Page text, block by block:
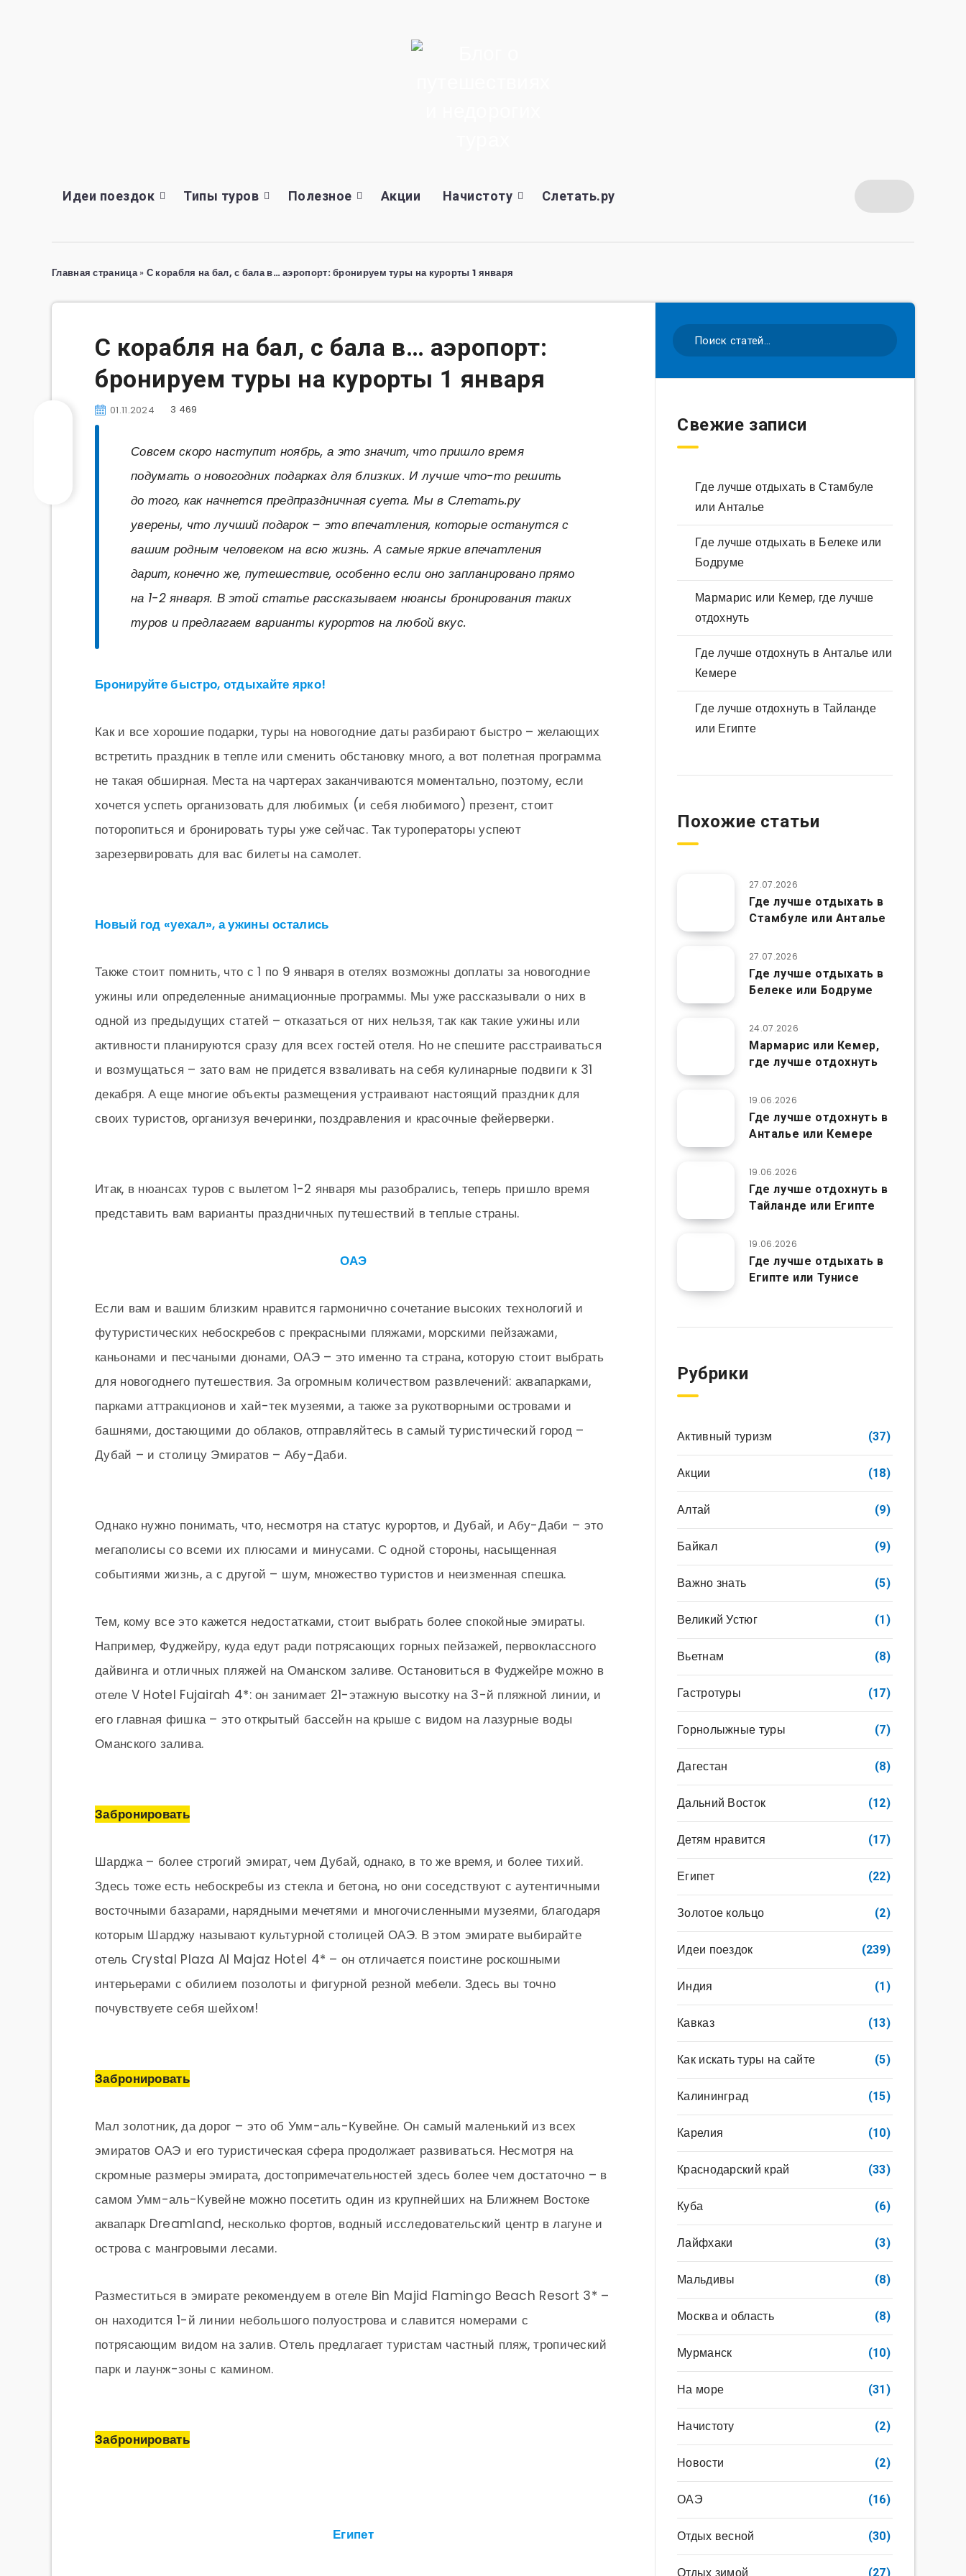
Идеи поездок Типы туров Полезное Акции Начистоту Слетать.ру
Главная страница» С корабля на бал, с бала в… аэропорт: бронируем туры на курорты 1 января
С корабля на бал, с бала в… аэропорт:
бронируем туры на курорты 1 января
01.11.2024 3 469
Совсем скоро наступит ноябрь, а это значит, что пришло время
подумать о новогодних подарках для близких. И лучше что-то решить
до того, как начнется предпраздничная суета. Мы в Слетать.ру
уверены, что лучший подарок – это впечатления, которые останутся с
вашим родным человеком на всю жизнь. А самые яркие впечатления
дарит, конечно же, путешествие, особенно если оно запланировано прямо
на 1-2 января. В этой статье рассказываем нюансы бронирования таких
туров и предлагаем варианты курортов на любой вкус.
Бронируйте быстро, отдыхайте ярко!
Как и все хорошие подарки, туры на новогодние даты разбирают быстро – желающих
встретить праздник в тепле или сменить обстановку много, а вот полетная программа
не такая обширная. Места на чартерах заканчиваются моментально, поэтому, если
хочется успеть организовать для любимых (и себя любимого) презент, стоит
поторопиться и бронировать туры уже сейчас. Так туроператоры успеют
зарезервировать для вас билеты на самолет.
Новый год «уехал», а ужины остались
Также стоит помнить, что с 1 по 9 января в отелях возможны доплаты за новогодние
ужины или определенные анимационные программы. Мы уже рассказывали о них в
одной из предыдущих статей – отказаться от них нельзя, так как такие ужины или
активности планируются сразу для всех гостей отеля. Но не спешите расстраиваться
и возмущаться – зато вам не придется взваливать на себя кулинарные подвиги к 31
декабря. А еще многие объекты размещения устраивают настоящий праздник для
своих туристов, организуя вечеринки, поздравления и красочные фейерверки.
Итак, в нюансах туров с вылетом 1-2 января мы разобрались, теперь пришло время
представить вам варианты праздничных путешествий в теплые страны.
ОАЭ
Если вам и вашим близким нравится гармонично сочетание высоких технологий и
футуристических небоскребов с прекрасными пляжами, морскими пейзажами,
каньонами и песчаными дюнами, ОАЭ – это именно та страна, которую стоит выбрать
для новогоднего путешествия. За огромным количеством развлечений: аквапарками,
парками аттракционов и хай-тек музеями, а также за рукотворными островами и
башнями, достающими до облаков, отправляйтесь в самый туристический город –
Дубай – и столицу Эмиратов – Абу-Даби.
Однако нужно понимать, что, несмотря на статус курортов, и Дубай, и Абу-Даби – это
мегаполисы со всеми их плюсами и минусами. С одной стороны, насыщенная
событиями жизнь, а с другой – шум, множество туристов и неизменная спешка.
Тем, кому все это кажется недостатками, стоит выбрать более спокойные эмираты.
Например, Фуджейру, куда едут ради потрясающих горных пейзажей, первоклассного
дайвинга и отличных пляжей на Оманском заливе. Остановиться в Фуджейре можно в
отеле V Hotel Fujairah 4*: он занимает 21-этажную высотку на 3-й пляжной линии, и
его главная фишка – это открытый бассейн на крыше с видом на лазурные воды
Оманского залива.
Забронировать
Шарджа – более строгий эмират, чем Дубай, однако, в то же время, и более тихий.
Здесь тоже есть небоскребы из стекла и бетона, но они соседствуют с аутентичными
восточными базарами, нарядными мечетями и многочисленными музеями, благодаря
которым Шарджу называют культурной столицей ОАЭ. В этом эмирате выбирайте
отель Crystal Plaza Al Majaz Hotel 4* – он отличается поистине роскошными
интерьерами с обилием позолоты и фигурной резной мебели. Здесь вы точно
почувствуете себя шейхом!
Забронировать
Мал золотник, да дорог – это об Умм-аль-Кувейне. Он самый маленький из всех
эмиратов ОАЭ и его туристическая сфера продолжает развиваться. Несмотря на
скромные размеры эмирата, достопримечательностей здесь более чем достаточно – в
самом Умм-аль-Кувейне можно посетить один из крупнейших на Ближнем Востоке
аквапарк Dreamland, несколько фортов, водный исследовательский центр в лагуне и
острова с мангровыми лесами.
Разместиться в эмирате рекомендуем в отеле Bin Majid Flamingo Beach Resort 3* –
он находится 1-й линии небольшого полуострова и славится номерами с
потрясающим видом на залив. Отель предлагает туристам частный пляж, тропический
парк и лаунж-зоны с камином.
Забронировать
Египет
Свежие записи
Где лучше отдыхать в Стамбуле
или Анталье
Где лучше отдыхать в Белеке или
Бодруме
Мармарис или Кемер, где лучше
отдохнуть
Где лучше отдохнуть в Анталье или
Кемере
Где лучше отдохнуть в Тайланде
или Египте
Похожие статьи
27.07.2026
Где лучше отдыхать в
Стамбуле или Анталье
27.07.2026
Где лучше отдыхать в
Белеке или Бодруме
24.07.2026
Мармарис или Кемер,
где лучше отдохнуть
19.06.2026
Где лучше отдохнуть в
Анталье или Кемере
19.06.2026
Где лучше отдохнуть в
Тайланде или Египте
19.06.2026
Где лучше отдыхать в
Египте или Тунисе
Рубрики
Активный туризм (37)
Акции (18)
Алтай (9)
Байкал (9)
Важно знать (5)
Великий Устюг (1)
Вьетнам (8)
Гастротуры (17)
Горнолыжные туры (7)
Дагестан (8)
Дальний Восток (12)
Детям нравится (17)
Египет (22)
Золотое кольцо (2)
Идеи поездок (239)
Индия (1)
Кавказ (13)
Как искать туры на сайте (5)
Калининград (15)
Карелия (10)
Краснодарский край (33)
Куба (6)
Лайфхаки (3)
Мальдивы (8)
Москва и область (8)
Мурманск (10)
На море (31)
Начистоту (2)
Новости (2)
ОАЭ (16)
Отдых весной (30)
(27)